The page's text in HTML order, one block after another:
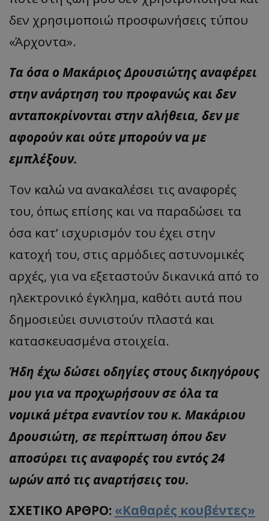
δεν χρησιμοποιώ προσφωνήσεις τύπου
«Άρχοντα».
Τα όσα ο Μακάριος Δρουσιώτης αναφέρει
στην ανάρτηση του προφανώς και δεν
ανταποκρίνονται στην αλήθεια, δεν με
αφορούν και ούτε μπορούν να με
εμπλέξουν.
Τον καλώ να ανακαλέσει τις αναφορές
του, όπως επίσης και να παραδώσει τα
όσα κατ’ ισχυρισμόν του έχει στην
κατοχή του, στις αρμόδιες αστυνομικές
αρχές, για να εξεταστούν δικανικά από το
ηλεκτρονικό έγκλημα, καθότι αυτά που
δημοσιεύει συνιστούν πλαστά και
κατασκευασμένα στοιχεία.
Ήδη έχω δώσει οδηγίες στους δικηγόρους
μου για να προχωρήσουν σε όλα τα
νομικά μέτρα εναντίον του κ. Μακάριου
Δρουσιώτη, σε περίπτωση όπου δεν
αποσύρει τις αναφορές του εντός 24
ωρών από τις αναρτήσεις του.
ΣΧΕΤΙΚΟ ΑΡΘΡΟ: «Καθαρές κουβέντες»
VISITOR_PRIVACY_METADATA
__cf_bm
Cloudflare Inc.
.onesignal.com